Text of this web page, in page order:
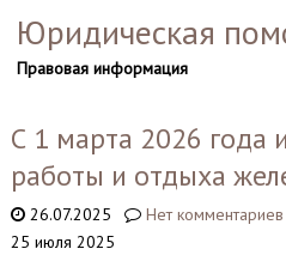
Юридическая
Правовая информация
С 1 марта 2026 года
работы и отдыха
26.07.2025
Нет комментариев
25 июля 2025